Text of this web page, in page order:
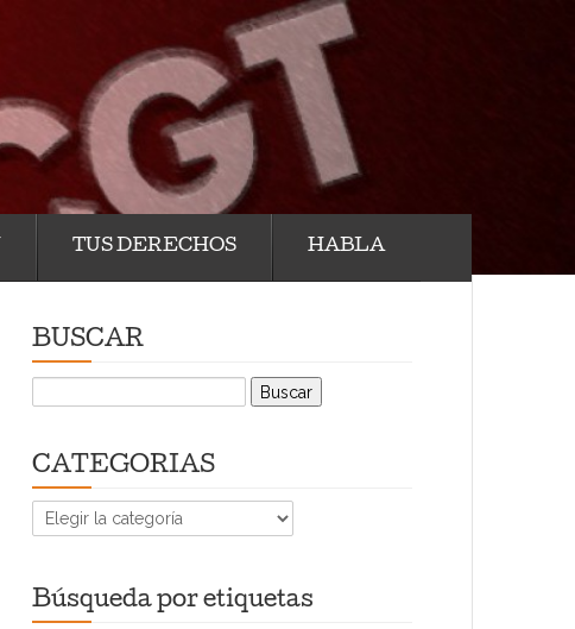
TUS DERECHOS HABLA
BUSCAR
CATEGORIAS
CATEGORIAS
Búsqueda por etiquetas